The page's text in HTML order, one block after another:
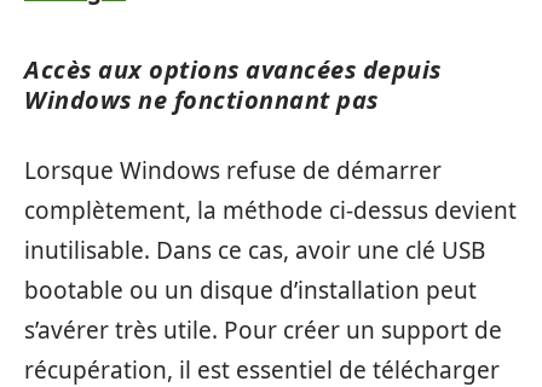
Accès aux options avancées depuis
Windows ne fonctionnant pas
Lorsque Windows refuse de démarrer
complètement, la méthode ci-dessus devient
inutilisable. Dans ce cas, avoir une clé USB
bootable ou un disque d’installation peut
s’avérer très utile. Pour créer un support de
récupération, il est essentiel de télécharger